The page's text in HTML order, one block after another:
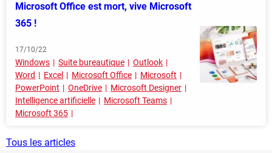
Microsoft Office est mort, vive Microsoft
365 !
17/10/22
Windows Suite bureautique
Outlook
Word
Excel Microsoft Office
Microsoft
PowerPoint
OneDrive
Microsoft Designer
Intelligence artificielle
Microsoft Teams
Microsoft 365
Tous les articles